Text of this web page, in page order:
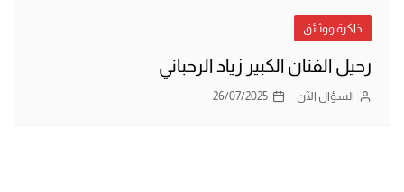
ذاكرة ووثائق
رحيل الفنان الكبير زياد الرحباني
السؤال الآن 26/07/2025